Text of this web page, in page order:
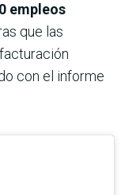
empleos
que las
con el informe